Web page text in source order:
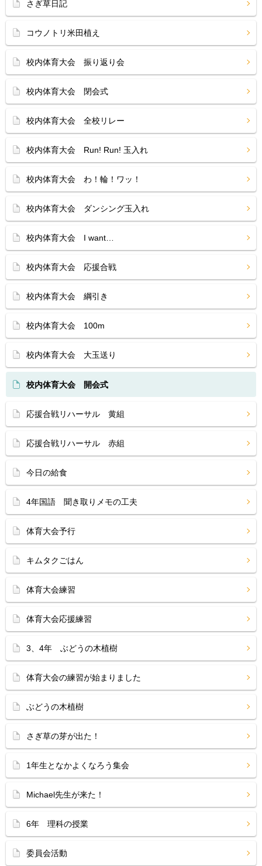
さぎ草日記
コウノトリ米田植え
校内体育大会 振り返り会
校内体育大会 閉会式
校内体育大会 全校リレー
校内体育大会 Run! Run! 玉入れ
校内体育大会 わ！輪！ワッ！
校内体育大会 ダンシング玉入れ
校内体育大会 I want…
校内体育大会 応援合戦
校内体育大会 綱引き
校内体育大会 100m
校内体育大会 大玉送り
校内体育大会 開会式
応援合戦リハーサル 黄組
応援合戦リハーサル 赤組
今日の給食
4年国語 聞き取りメモの工夫
体育大会予行
キムタクごはん
体育大会練習
体育大会応援練習
3、4年 ぶどうの木植樹
体育大会の練習が始まりました
ぶどうの木植樹
さぎ草の芽が出た！
1年生となかよくなろう集会
Michael先生が来た！
6年 理科の授業
委員会活動